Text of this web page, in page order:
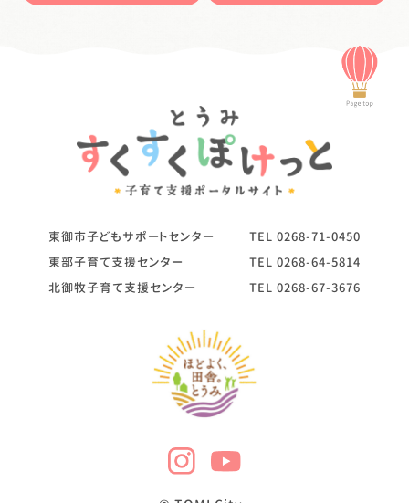
東御市子どもサポートセンター TEL 0268-71-0450
東部子育て支援センター
TEL 0268-64-5814
北御牧子育て支援センター
TEL 0268-67-3676